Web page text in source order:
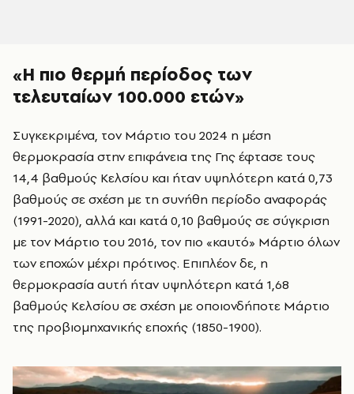
«Η πιο θερμή περίοδος των
τελευταίων 100.000 ετών»
Συγκεκριμένα, τον Μάρτιο του 2024 η μέση
θερμοκρασία στην επιφάνεια της Γης έφτασε τους
14,4 βαθμούς Κελσίου και ήταν υψηλότερη κατά 0,73
βαθμούς σε σχέση με τη συνήθη περίοδο αναφοράς
(1991-2020), αλλά και κατά 0,10 βαθμούς σε σύγκριση
με τον Μάρτιο του 2016, τον πιο «καυτό» Μάρτιο όλων
των εποχών μέχρι πρότινος. Επιπλέον δε, η
θερμοκρασία αυτή ήταν υψηλότερη κατά 1,68
βαθμούς Κελσίου σε σχέση με οποιονδήποτε Μάρτιο
της προβιομηχανικής εποχής (1850-1900).